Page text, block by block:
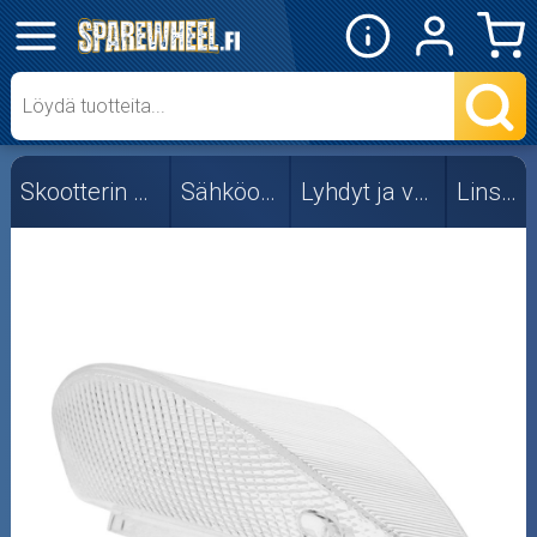
✕
Mopon osat
Skootterin osat
Crossipyörän osat
Mopoauton osat
Mönkijän osat
Skootterin osat Sähköosat Lyhdyt ja valot Linssit